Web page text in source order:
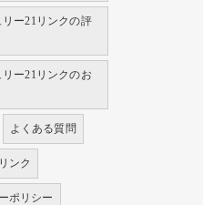
ー21リンクの評
ー21リンクのお
よくある質問
ンク
ポリシー